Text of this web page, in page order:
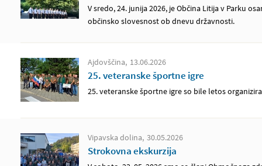
V sredo, 24. junija 2026, je Občina Litija v Parku
občinsko slovesnost ob dnevu državnosti.
Ajdovščina 13.06.2026
25. veteranske športne igre
25. veteranske športne igre so bile letos
Vipavska dolina 30.05.2026
Strokovna ekskurzija